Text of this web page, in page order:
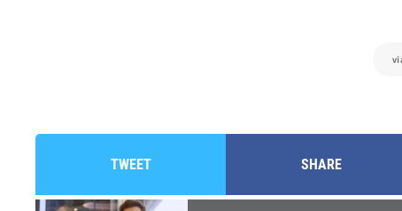
TWEET SHARE